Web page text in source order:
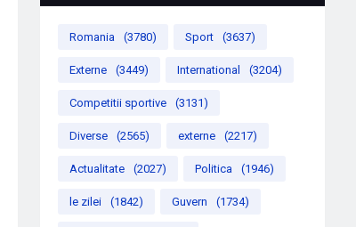
Romania (3780) Sport (3637)
Externe (3449) International (3204)
Competitii sportive (3131)
Diverse (2565) externe (2217)
Actualitate (2027) Politica (1946)
le zilei (1842) Guvern (1734)